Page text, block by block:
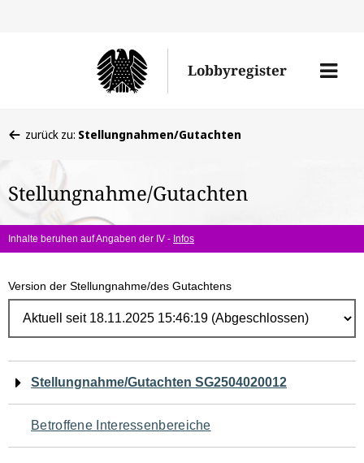
Lobbyregister
Menü
befinden
hier:
zurück zu: Stellungnahmen/Gutachten
Stellungnahme/Gutachten
Inhalte beruhen auf Angaben der IV - Infos
Version der Stellungnahme/des Gutachtens
Navigation
für
den
Stellungnahme/Gutachten SG2504020012
Betroffene Interessenbereiche